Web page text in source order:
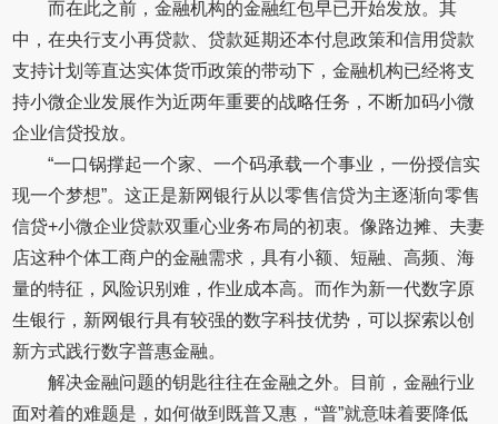
而在此之前，金融机构的金融红包早已开始发放。其
中，在央行支小再贷款、贷款延期还本付息政策和信用贷款
支持计划等直达实体货币政策的带动下，金融机构已经将支
持小微企业发展作为近两年重要的战略任务，不断加码小微
企业信贷投放。
“一口锅撑起一个家、一个码承载一个事业，一份授信实
现一个梦想”。这正是新网银行从以零售信贷为主逐渐向零售
信贷+小微企业贷款双重心业务布局的初衷。像路边摊、夫妻
店这种个体工商户的金融需求，具有小额、短融、高频、海
量的特征，风险识别难，作业成本高。而作为新一代数字原
生银行，新网银行具有较强的数字科技优势，可以探索以创
新方式践行数字普惠金融。
解决金融问题的钥匙往往在金融之外。目前，金融行业
面对着的难题是，如何做到既普又惠，“普”就意味着要降低